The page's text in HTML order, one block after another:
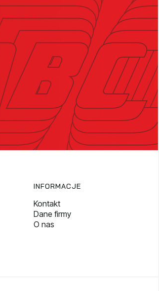
INFORMACJE
Kontakt
Dane firmy
O nas